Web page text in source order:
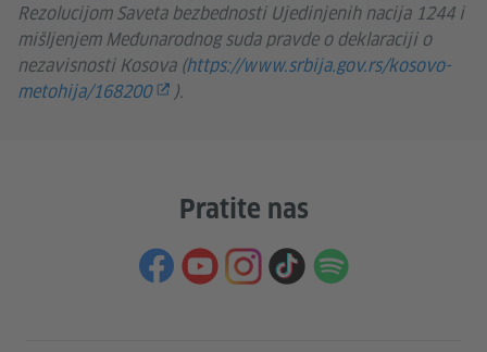
Rezolucijom Saveta bezbednosti Ujedinjenih nacija 1244 i
mišljenjem Međunarodnog suda pravde o deklaraciji o
nezavisnosti Kosova (https://www.srbija.gov.rs/kosovo-
metohija/168200
).
Pratite nas